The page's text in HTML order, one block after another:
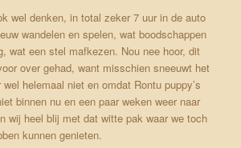
wel denken, in total zeker 7 uur in de auto
wandelen en spelen, wat boodschappen
wat een stel mafkezen. Nou nee hoor, dit
over gehad, want misschien sneeuwt het
helemaal niet en omdat Rontu puppy’s
binnen nu en een paar weken weer naar
wij heel blij met dat witte pak waar we toch
kunnen genieten.